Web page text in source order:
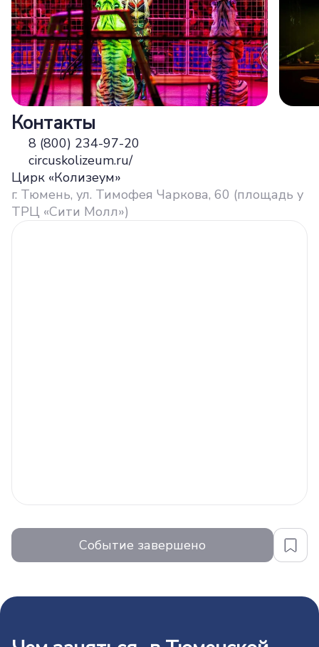
Контакты
8 (800) 234-97-20
circuskolizeum.ru/
Цирк «Колизеум»
г. Тюмень, ул. Тимофея Чаркова, 60 (площадь у
ТРЦ «Сити Молл»)
Событие завершено